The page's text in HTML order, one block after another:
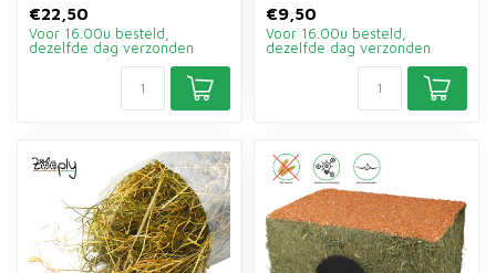
konijnen, cav...
€22,50
Voor 16.00u besteld,
dezelfde dag verzonden
€9,50
Voor 16.00u besteld,
dezelfde dag verzonden